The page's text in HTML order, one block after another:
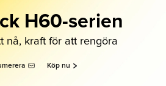
H60-serien
nå, kraft för att rengöra
Köp nu